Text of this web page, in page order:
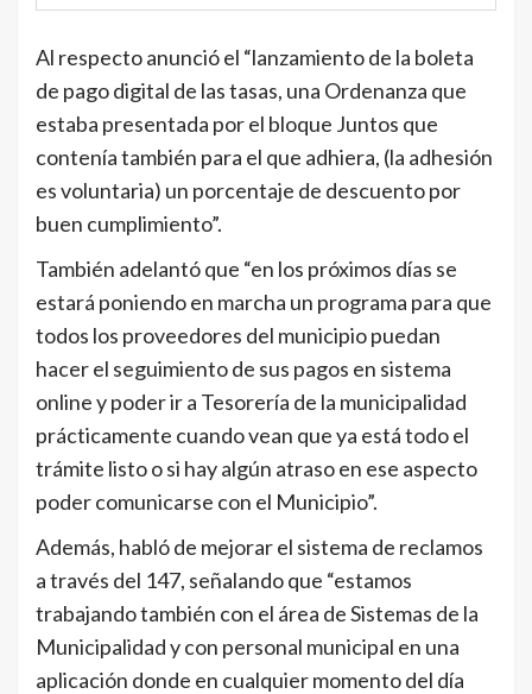
Al respecto anunció el “lanzamiento de la boleta
de pago digital de las tasas, una Ordenanza que
estaba presentada por el bloque Juntos que
contenía también para el que adhiera, (la adhesión
es voluntaria) un porcentaje de descuento por
buen cumplimiento”.
También adelantó que “en los próximos días se
estará poniendo en marcha un programa para que
todos los proveedores del municipio puedan
hacer el seguimiento de sus pagos en sistema
online y poder ir a Tesorería de la municipalidad
prácticamente cuando vean que ya está todo el
trámite listo o si hay algún atraso en ese aspecto
poder comunicarse con el Municipio”.
Además, habló de mejorar el sistema de reclamos
a través del 147, señalando que “estamos
trabajando también con el área de Sistemas de la
Municipalidad y con personal municipal en una
aplicación donde en cualquier momento del día